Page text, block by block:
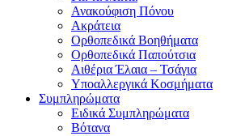
Ανακούφιση Πόνου
Ακράτεια
Ορθοπεδικά Βοηθήματα
Ορθοπεδικά Παπούτσια
Αιθέρια Έλαια – Τσάγια
Υποαλλεργικά Κοσμήματα
Συμπληρώματα
Ειδικά Συμπληρώματα
Βότανα